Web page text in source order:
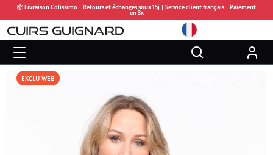
📦 Livraison Colissimo | Retours et échanges sous 15j | Service client français | Paiement
en 3x
EXCLU WEB